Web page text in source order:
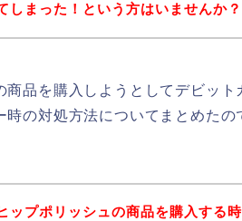
しまった！という方はいませんか？
商品を購入しようとしてデビッ
時の対処方法についてまとめた
ップポリッシュの商品を購入する